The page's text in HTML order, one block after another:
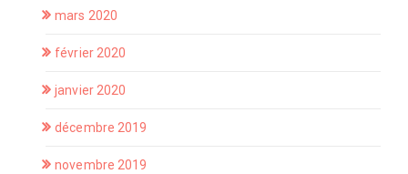
mars 2020
février 2020
janvier 2020
décembre 2019
novembre 2019